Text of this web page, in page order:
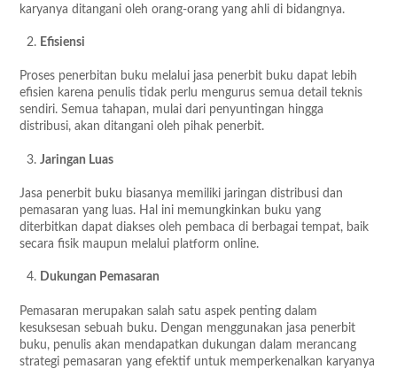
karyanya ditangani oleh orang-orang yang ahli di bidangnya.
Efisiensi
Proses penerbitan buku melalui jasa penerbit buku dapat lebih
efisien karena penulis tidak perlu mengurus semua detail teknis
sendiri. Semua tahapan, mulai dari penyuntingan hingga
distribusi, akan ditangani oleh pihak penerbit.
Jaringan Luas
Jasa penerbit buku biasanya memiliki jaringan distribusi dan
pemasaran yang luas. Hal ini memungkinkan buku yang
diterbitkan dapat diakses oleh pembaca di berbagai tempat, baik
secara fisik maupun melalui platform online.
Dukungan Pemasaran
Pemasaran merupakan salah satu aspek penting dalam
kesuksesan sebuah buku. Dengan menggunakan jasa penerbit
buku, penulis akan mendapatkan dukungan dalam merancang
strategi pemasaran yang efektif untuk memperkenalkan karyanya